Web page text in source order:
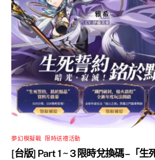
夢幻模擬戰 限時送禮活動
[台版] Part 1 ~ 3 限時兌換碼 –「生